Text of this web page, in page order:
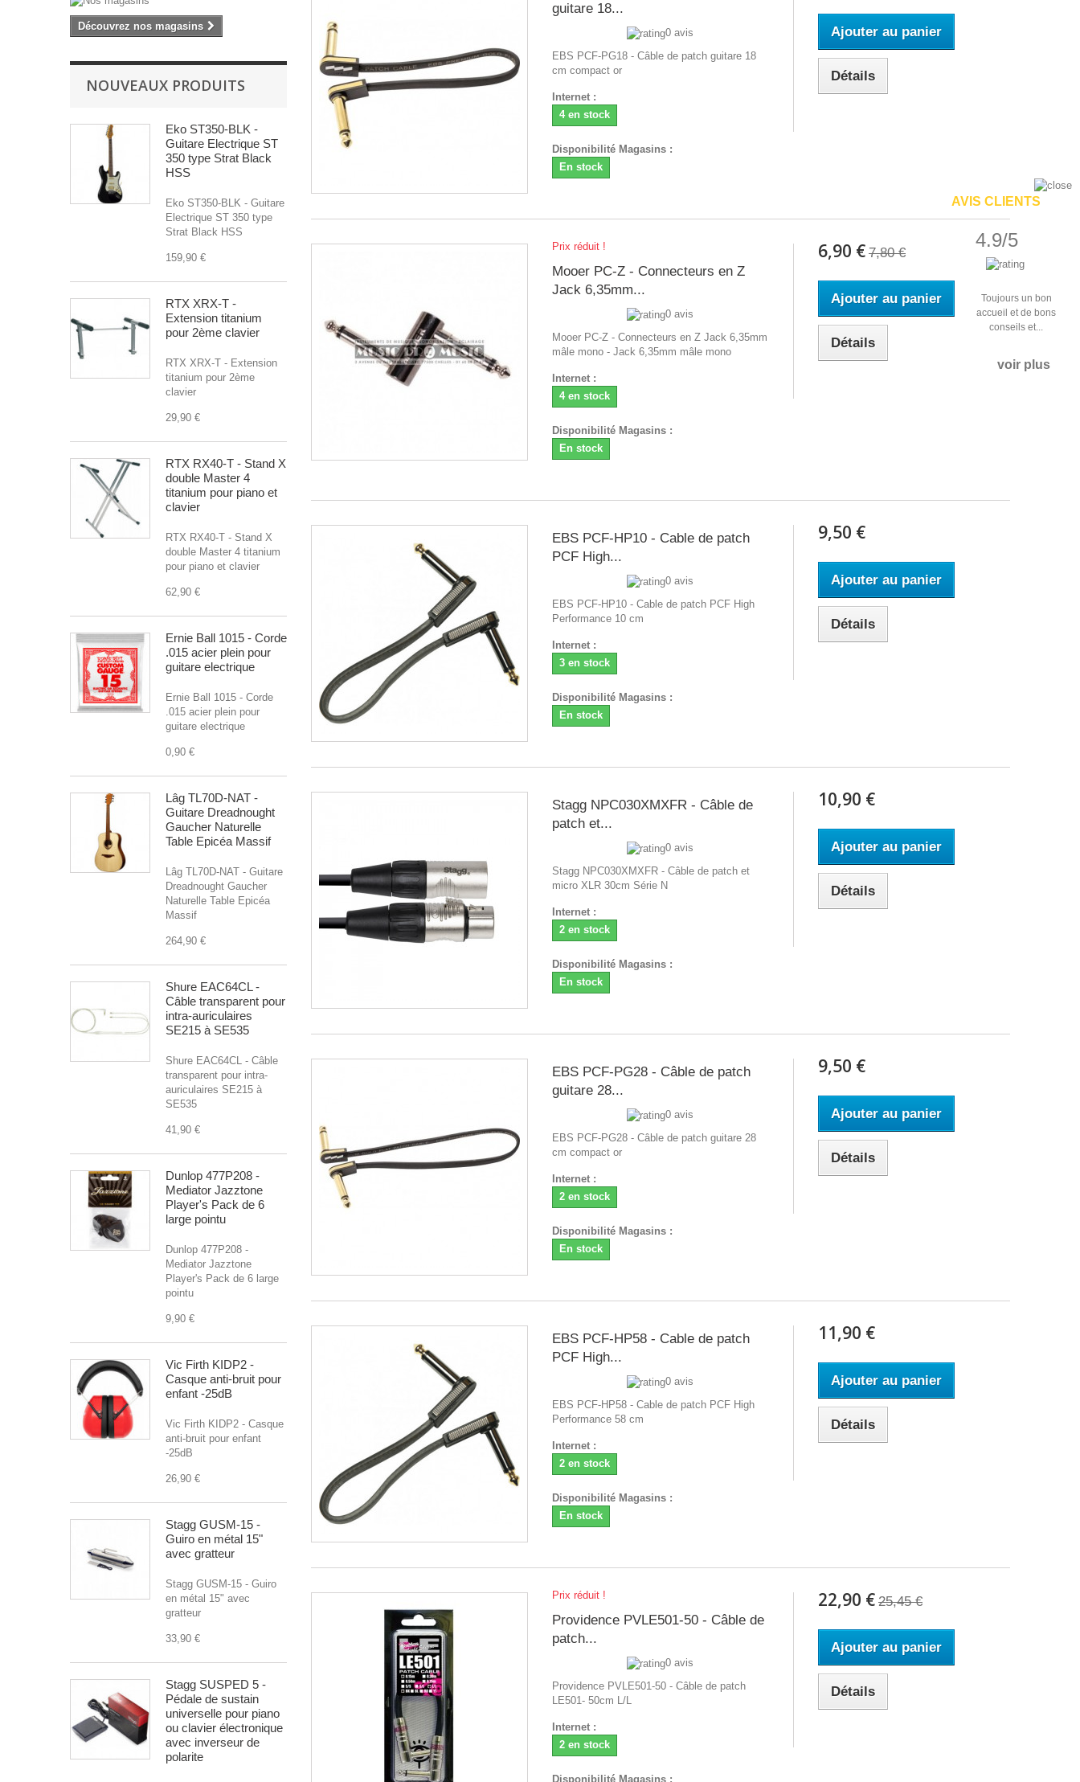
Découvrez nos magasins
NOUVEAUX PRODUITS
Eko ST350-BLK -
Guitare Electrique ST
350 type Strat Black
HSS
Eko ST350-BLK - Guitare
Electrique ST 350 type
Strat Black HSS
159,90 €
RTX XRX-T -
Extension titanium
pour 2ème clavier
RTX XRX-T - Extension
titanium pour 2ème
clavier
29,90 €
RTX RX40-T - Stand X
double Master 4
titanium pour piano et
clavier
RTX RX40-T - Stand X
double Master 4 titanium
pour piano et clavier
62,90 €
Ernie Ball 1015 - Corde
.015 acier plein pour
guitare electrique
Ernie Ball 1015 - Corde
.015 acier plein pour
guitare electrique
0,90 €
Lâg TL70D-NAT -
Guitare Dreadnought
Gaucher Naturelle
Table Epicéa Massif
Lâg TL70D-NAT - Guitare
Dreadnought Gaucher
Naturelle Table Epicéa
Massif
264,90 €
Shure EAC64CL -
Câble transparent pour
intra-auriculaires
SE215 à SE535
Shure EAC64CL - Câble
transparent pour intra-
auriculaires SE215 à
SE535
41,90 €
Dunlop 477P208 -
Mediator Jazztone
Player's Pack de 6
large pointu
Dunlop 477P208 -
Mediator Jazztone
Player's Pack de 6 large
pointu
9,90 €
Vic Firth KIDP2 -
Casque anti-bruit pour
enfant -25dB
Vic Firth KIDP2 - Casque
anti-bruit pour enfant
-25dB
26,90 €
Stagg GUSM-15 -
Guiro en métal 15"
avec gratteur
Stagg GUSM-15 - Guiro
en métal 15" avec
gratteur
33,90 €
Stagg SUSPED 5 -
Pédale de sustain
universelle pour piano
ou clavier électronique
avec inverseur de
polarite
guitare 18...
0 avis
EBS PCF-PG18 - Câble de patch guitare 18
cm compact or
Internet :
4 en stock
Disponibilité Magasins :
En stock
Ajouter au panier
Détails
Prix réduit !
Mooer PC-Z - Connecteurs en Z
Jack 6,35mm...
0 avis
Mooer PC-Z - Connecteurs en Z Jack 6,35mm
mâle mono - Jack 6,35mm mâle mono
Internet :
4 en stock
Disponibilité Magasins :
En stock
6,90 € 7,80 €
Ajouter au panier
Détails
EBS PCF-HP10 - Cable de patch
PCF High...
0 avis
EBS PCF-HP10 - Cable de patch PCF High
Performance 10 cm
Internet :
3 en stock
Disponibilité Magasins :
En stock
9,50 €
Ajouter au panier
Détails
Stagg NPC030XMXFR - Câble de
patch et...
0 avis
Stagg NPC030XMXFR - Câble de patch et
micro XLR 30cm Série N
Internet :
2 en stock
Disponibilité Magasins :
En stock
10,90 €
Ajouter au panier
Détails
EBS PCF-PG28 - Câble de patch
guitare 28...
0 avis
EBS PCF-PG28 - Câble de patch guitare 28
cm compact or
Internet :
2 en stock
Disponibilité Magasins :
En stock
9,50 €
Ajouter au panier
Détails
EBS PCF-HP58 - Cable de patch
PCF High...
0 avis
EBS PCF-HP58 - Cable de patch PCF High
Performance 58 cm
Internet :
2 en stock
Disponibilité Magasins :
En stock
11,90 €
Ajouter au panier
Détails
Prix réduit !
Providence PVLE501-50 - Câble de
patch...
0 avis
Providence PVLE501-50 - Câble de patch
LE501- 50cm L/L
Internet :
2 en stock
Disponibilité Magasins :
22,90 € 25,45 €
Ajouter au panier
Détails
AVIS CLIENTS
4.9/5
Toujours un bon
accueil et de bons
conseils et...
voir plus